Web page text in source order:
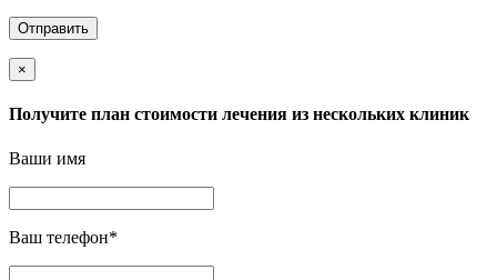
×
Получите план стоимости лечения из нескольких клиник
Ваши имя
Ваш телефон*